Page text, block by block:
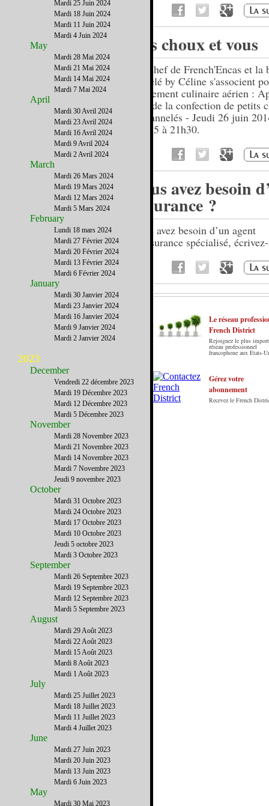
Vos choux et vous
Le Chef de French'Encas et la
Canelé by Céline s'associent
événement culinaire aérien :
tout de la confection de petits
de cannelés - Jeudi 26 juin
18h15 à 21h30.
Vous avez besoin
assurance ?
Vous avez besoin d’un agent
d’assurance spécialisé,
internet en Français sur les Etats-Unis. Notre
principe : Le meilleur des Etats-Unis par ceux qui
Le réseau
French District
Rejoignez le plus
réseau professionnel
francophone aux Etats-
Gérez votre
abonnement
Recevez le French
Mardi 25 Juin 2024
Mardi 18 Juin 2024
Mardi 11 Juin 2024
Mardi 4 Juin 2024
May
Mardi 28 Mai 2024
Mardi 21 Mai 2024
Mardi 14 Mai 2024
Mardi 7 Mai 2024
April
Mardi 30 Avril 2024
Mardi 23 Avril 2024
Mardi 16 Avril 2024
Mardi 9 Avril 2024
Mardi 2 Avril 2024
March
Mardi 26 Mars 2024
Mardi 19 Mars 2024
Mardi 12 Mars 2024
Mardi 5 Mars 2024
February
Lundi 18 mars 2024
Mardi 27 Février 2024
Mardi 20 Février 2024
Mardi 13 Février 2024
Mardi 6 Février 2024
January
Mardi 30 Janvier 2024
Mardi 23 Janvier 2024
Mardi 16 Janvier 2024
Mardi 9 Janvier 2024
Mardi 2 Janvier 2024
2023
December
Vendredi 22 décembre 2023
Mardi 19 Décembre 2023
Mardi 12 Décembre 2023
Mardi 5 Décembre 2023
November
Mardi 28 Novembre 2023
Mardi 21 Novembre 2023
Mardi 14 Novembre 2023
Mardi 7 Novembre 2023
Jeudi 9 novembre 2023
October
Mardi 31 Octobre 2023
Mardi 24 Octobre 2023
Mardi 17 Octobre 2023
Mardi 10 Octobre 2023
Jeudi 5 octobre 2023
Mardi 3 Octobre 2023
September
Mardi 26 Septembre 2023
Mardi 19 Septembre 2023
Mardi 12 Septembre 2023
Mardi 5 Septembre 2023
August
Mardi 29 Août 2023
Mardi 22 Août 2023
Mardi 15 Août 2023
Mardi 8 Août 2023
Mardi 1 Août 2023
July
Mardi 25 Juillet 2023
Mardi 18 Juillet 2023
Mardi 11 Juillet 2023
Mardi 4 Juillet 2023
June
Mardi 27 Juin 2023
Mardi 20 Juin 2023
Mardi 13 Juin 2023
Mardi 6 Juin 2023
May
Mardi 30 Mai 2023